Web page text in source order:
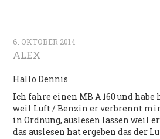
6. OKTOBER 2014
ALEX
Hallo Dennis
Ich fahre einen MB A 160 und habe
weil Luft / Benzin er verbrennt
in Ordnung, auslesen lassen weil
das auslesen hat ergeben das der